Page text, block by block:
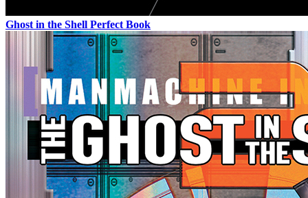
Ghost in the Shell Perfect Book